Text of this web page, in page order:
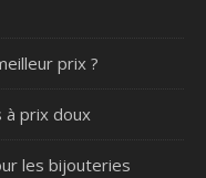
prix ?
à prix doux
les bijouteries